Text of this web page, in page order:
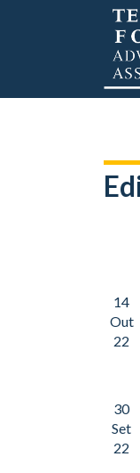
14
Out
22
30
Set
22